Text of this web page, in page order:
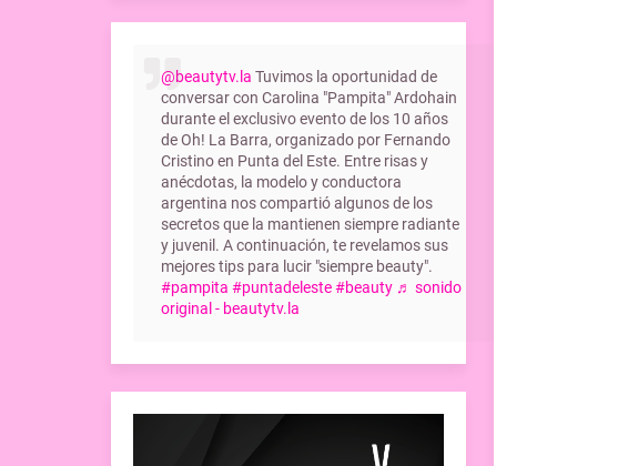
@beautytv.la Tuvimos la oportunidad de
conversar con Carolina "Pampita" Ardohain
durante el exclusivo evento de los 10 años
de Oh! La Barra, organizado por Fernando
Cristino en Punta del Este. Entre risas y
anécdotas, la modelo y conductora
argentina nos compartió algunos de los
secretos que la mantienen siempre radiante
y juvenil. A continuación, te revelamos sus
mejores tips para lucir "siempre beauty".
#pampita #puntadeleste #beauty ♬ sonido
original - beautytv.la